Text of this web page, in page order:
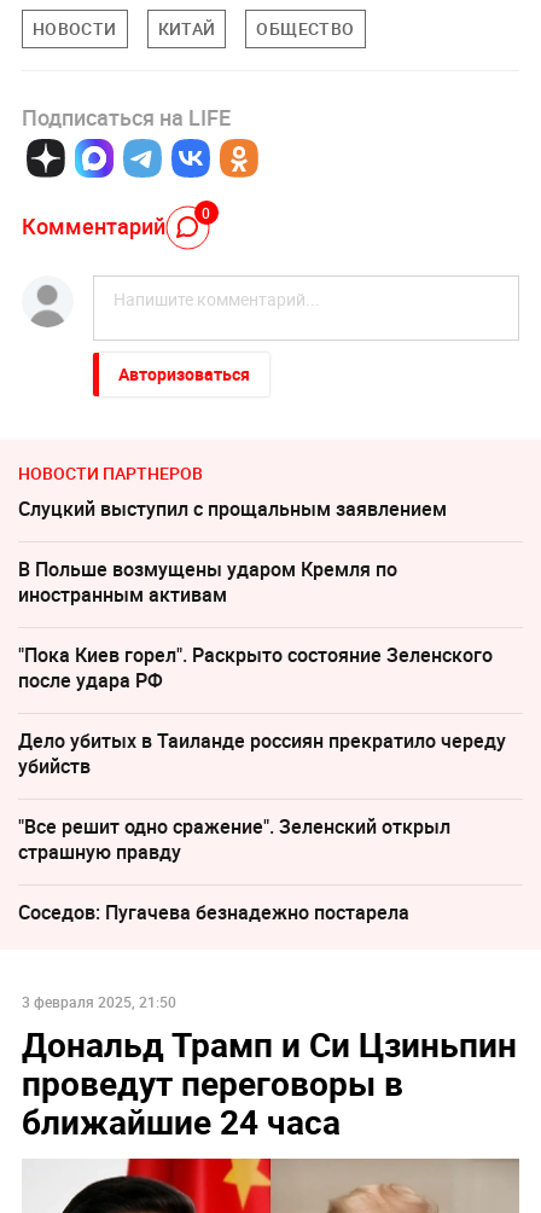
НОВОСТИ КИТАЙ ОБЩЕСТВО
Подписаться на LIFE
Комментарий 0
Авторизоваться
НОВОСТИ ПАРТНЕРОВ
Слуцкий выступил с прощальным заявлением
В Польше возмущены ударом Кремля по
иностранным активам
"Пока Киев горел". Раскрыто состояние Зеленского
после удара РФ
Дело убитых в Таиланде россиян прекратило череду
убийств
"Все решит одно сражение". Зеленский открыл
страшную правду
Соседов: Пугачева безнадежно постарела
3 февраля 2025, 21:50
Дональд Трамп и Си Цзиньпин
проведут переговоры в
ближайшие 24 часа